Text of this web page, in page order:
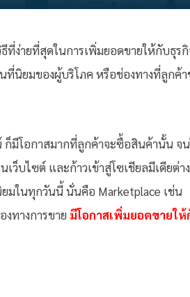
ที่ง่ายที่สุดในการเพิ่มยอดขายให้กับธุร
นิยมของผู้บริโภค หรือช่องทางที่ลูกค้า
มีโอกาสมากที่ลูกค้าจะซื้อสินค้านั้น จ
บไซต์ และก้าวเข้าสู่โซเชียลมีเดียต่า
มในทุกวันนี้ นั่นคือ Marketplace เช่น
ทางการขาย มีโอกาสเพิ่มยอดขายใ